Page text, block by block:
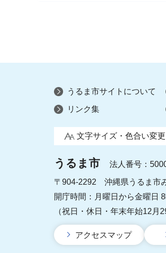
うるま市サイトについて
リンク集
文字サイズ・色合い変更
うるま市 法人番号：
〒904-2292 沖縄県うるま市
開庁時間：月曜日から金曜日
（祝日・休日・年末年始12月
アクセスマップ